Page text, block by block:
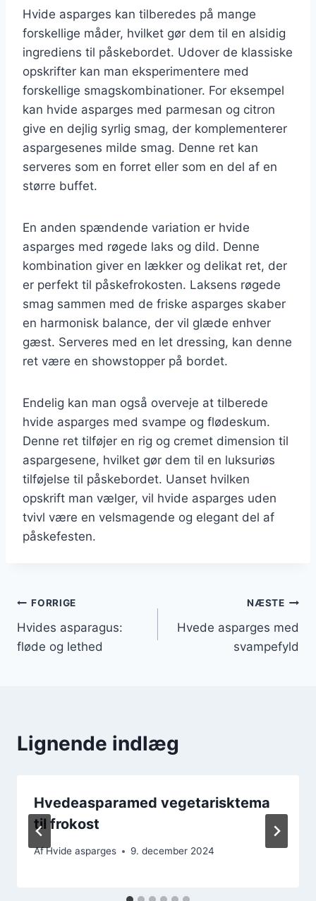
Hvide asparges kan tilberedes på mange
forskellige måder, hvilket gør dem til en alsidig
ingrediens til påskebordet. Udover de klassiske
opskrifter kan man eksperimentere med
forskellige smagskombinationer. For eksempel
kan hvide asparges med parmesan og citron
give en dejlig syrlig smag, der komplementerer
aspargesenes milde smag. Denne ret kan
serveres som en forret eller som en del af en
større buffet.
En anden spændende variation er hvide
asparges med røgede laks og dild. Denne
kombination giver en lækker og delikat ret, der
er perfekt til påskefrokosten. Laksens røgede
smag sammen med de friske asparges skaber
en harmonisk balance, der vil glæde enhver
gæst. Serveres med en let dressing, kan denne
ret være en showstopper på bordet.
Endelig kan man også overveje at tilberede
hvide asparges med svampe og flødeskum.
Denne ret tilføjer en rig og cremet dimension til
aspargesene, hvilket gør dem til en luksuriøs
tilføjelse til påskebordet. Uanset hvilken
opskrift man vælger, vil hvide asparges uden
tvivl være en velsmagende og elegant del af
påskefesten.
Indlægsnavigation
FORRIGE
Hvides asparagus:
fløde og lethed
NÆSTE
Hvede asparges med
svampefyld
Lignende indlæg
Hvedeasparamed vegetarisktema
til frokost
AfHvide asparges 9. december 2024